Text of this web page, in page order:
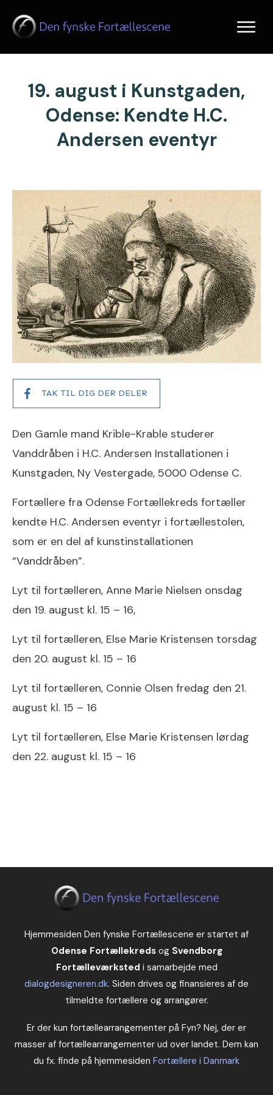
19. august i Kunstgaden,
Odense: Kendte H.C.
Andersen eventyr
TAK TIL DIG DER DELER
Den Gamle mand Krible-Krable studerer
Vanddråben i H.C. Andersen Installationen i
Kunstgaden, Ny Vestergade, 5000 Odense C.
Fortællere fra Odense Fortællekreds fortæller
kendte H.C. Andersen eventyr i fortællestolen,
som er en del af kunstinstallationen
“Vanddråben”.
Lyt til fortælleren, Anne Marie Nielsen onsdag
den 19. august kl. 15 – 16,
Lyt til fortælleren, Else Marie Kristensen torsdag
den 20. august kl. 15 – 16
Lyt til fortælleren, Connie Olsen fredag den 21.
august kl. 15 – 16
Lyt til fortælleren, Else Marie Kristensen lørdag
den 22. august kl. 15 – 16
Hjemmesiden Den fynske Fortællescene er startet af
Odense Fortællekredsog Svendborg
Fortælleværksted i samarbejde med
dialogdesigneren.dk. Siden drives og finansieres af de
tilmeldte fortællere og arrangører.
Er der kun fortællearrangementer på Fyn? Nej, der er
masser af fortællearrangementer ud over landet. Dem kan
du fx. finde på hjemmesiden Fortællere i Danmark